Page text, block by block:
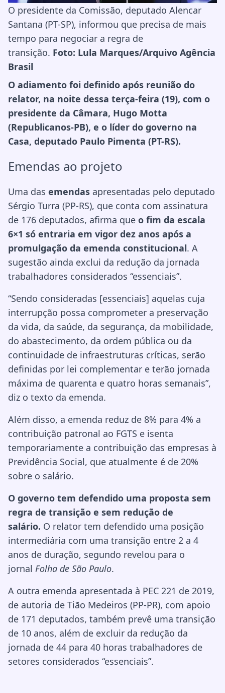
O presidente da Comissão, deputado Alencar
Santana (PT-SP), informou que precisa de mais
tempo para negociar a regra de
transição. Foto: Lula Marques/Arquivo Agência
Brasil
O adiamento foi definido após reunião do
relator, na noite dessa terça-feira (19), com o
presidente da Câmara, Hugo Motta
(Republicanos-PB), e o líder do governo na
Casa, deputado Paulo Pimenta (PT-RS).
Emendas ao projeto
Uma das emendas apresentadas pelo deputado
Sérgio Turra (PP-RS), que conta com assinatura
de 176 deputados, afirma que o fim da escala
6×1 só entraria em vigor dez anos após a
promulgação da emenda constitucional. A
sugestão ainda exclui da redução da jornada
trabalhadores considerados “essenciais”.
“Sendo consideradas [essenciais] aquelas cuja
interrupção possa comprometer a preservação
da vida, da saúde, da segurança, da mobilidade,
do abastecimento, da ordem pública ou da
continuidade de infraestruturas críticas, serão
definidas por lei complementar e terão jornada
máxima de quarenta e quatro horas semanais”,
diz o texto da emenda.
Além disso, a emenda reduz de 8% para 4% a
contribuição patronal ao FGTS e isenta
temporariamente a contribuição das empresas à
Previdência Social, que atualmente é de 20%
sobre o salário.
O governo tem defendido uma proposta sem
regra de transição e sem redução de
salário. O relator tem defendido uma posição
intermediária com uma transição entre 2 a 4
anos de duração, segundo revelou para o
jornal Folha de São Paulo.
A outra emenda apresentada à PEC 221 de 2019,
de autoria de Tião Medeiros (PP-PR), com apoio
de 171 deputados, também prevê uma transição
de 10 anos, além de excluir da redução da
jornada de 44 para 40 horas trabalhadores de
setores considerados “essenciais”.